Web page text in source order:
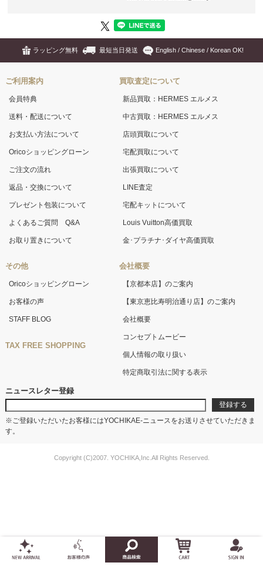
ラッピング無料 最短当日発送 English / Chinese / Korean OK!
ご利用案内
会員特典
送料・配送について
お支払い方法について
Oricoショッピングローン
ご注文の流れ
返品・交換について
プレゼント包装について
よくあるご質問 Q&A
お取り置きについて
その他
Oricoショッピングローン
お客様の声
STAFF BLOG
TAX FREE SHOPPING
買取査定について
新品買取：HERMES エルメス
中古買取：HERMES エルメス
店頭買取について
宅配買取について
出張買取について
LINE査定
宅配キットについて
Louis Vuitton高価買取
金･プラチナ･ダイヤ高価買取
会社概要
【京都本店】のご案内
【東京恵比寿明治通り店】のご案内
会社概要
コンセプトムービー
個人情報の取り扱い
特定商取引法に関する表示
ニュースレター登録
※ご登録いただいたお客様にはYOCHIKAE-ニュースをお送りさせていただきま
す。
Copyright (C)2007. YOCHIKA,Inc.All Rights Reserved.